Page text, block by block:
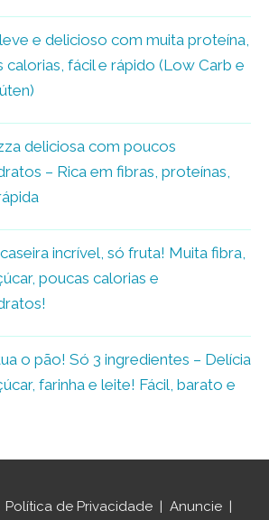
e delicioso com muita proteína,
calorias, fácil e rápido (Low Carb e
deliciosa com poucos
– Rica em fibras, proteínas,
incrível, só fruta! Muita fibra,
poucas calorias e
o pão! Só 3 ingredientes – Delícia
farinha e leite! Fácil, barato e
Política de Privacidade | Anuncie |